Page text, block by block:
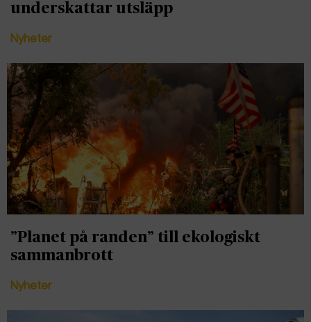
underskattar utsläpp
Nyheter
”Planet på randen” till ekologiskt
sammanbrott
Nyheter